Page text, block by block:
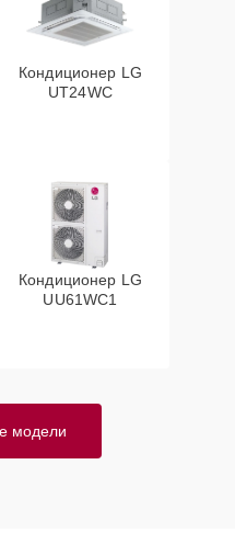
Кондиционер LG
UT24WC
Кондиционер LG
UU61WC1
модели